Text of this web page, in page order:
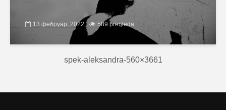
13 фебруар, 2022 589 pregleda
spek-aleksandra-560×3661